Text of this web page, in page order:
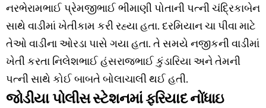
નરભેરામભાઈ પ્રેમજીભાઈ ભીમાણી પોતાની પત્ની ચંદ્રિકાબેન
સાથે વાડીમાં ખેતીકામ કરી રહ્યા હતા. દરમિયાન ચા પીવા માટે
તેઓ વાડીના ઓરડા પાસે ગયા હતા. તે સમયે નજીકની વાડીમાં
ખેતી કરતા નિલેશભાઈ હંસરાજભાઈ કુંડારિયા અને તેમની
પત્ની સાથે કોઈ બાબતે બોલાચાલી થઈ હતી.
જોડીયા પોલીસ સ્ટેશનમાં ફરિયાદ નોંધાઇ